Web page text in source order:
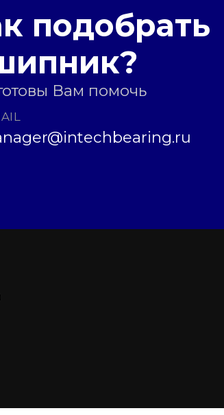
подобрать
Вам помочь